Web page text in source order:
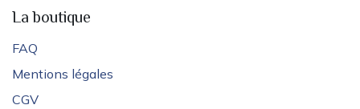
La boutique
FAQ
Mentions légales
CGV